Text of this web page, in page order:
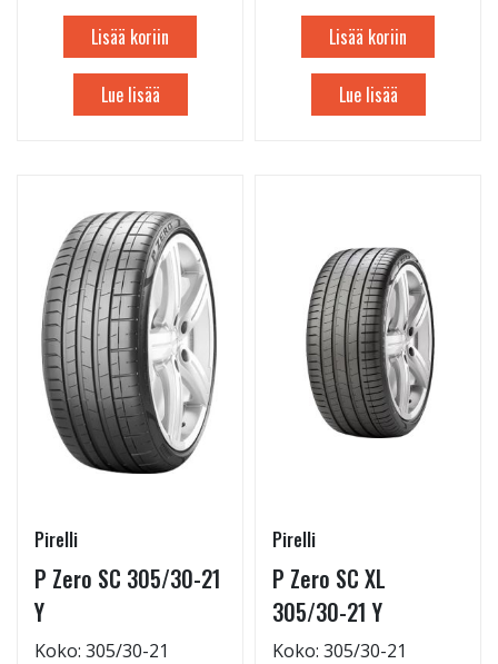
Lisää koriin
Lue lisää
Lisää koriin
Lue lisää
Pirelli
P Zero SC 305/30-21
Y
Koko: 305/30-21
Pirelli
P Zero SC XL
305/30-21 Y
Koko: 305/30-21